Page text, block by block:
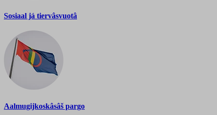
Sosiaal já tiervâsvuotâ
Aalmugijkoskâsâš pargo